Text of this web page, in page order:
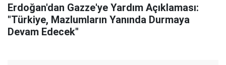
Erdoğan'dan Gazze'ye Yardım Açıklaması:
"Türkiye, Mazlumların Yanında Durmaya
Devam Edecek"